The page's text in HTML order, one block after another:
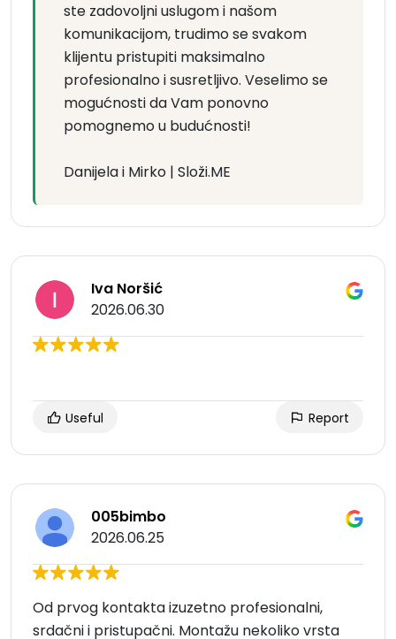
ste zadovoljni uslugom i našom
komunikacijom, trudimo se svakom
klijentu pristupiti maksimalno
profesionalno i susretljivo. Veselimo se
mogućnosti da Vam ponovno
pomognemo u budućnosti!
Danijela i Mirko | Složi.ME
Iva Noršić
2026.06.30
Useful Report
005bimbo
2026.06.25
Od prvog kontakta izuzetno profesionalni,
srdačni i pristupačni. Montažu nekoliko vrsta